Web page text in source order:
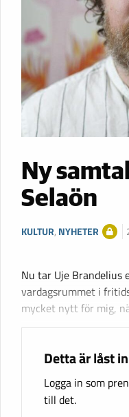
Ny
Selaön
KULTUR, NYHETER
Nu tar Uje Brandelius
vardagsrummet i
mycket nytt för mig,
Detta är låst
Logga in som
till det.